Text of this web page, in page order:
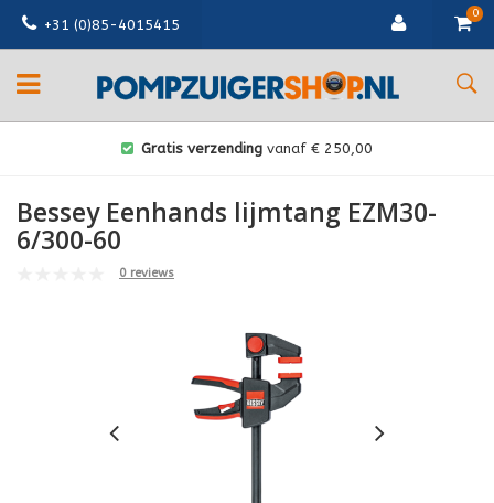
+31 (0)85-4015415
0
Gratis verzending vanaf € 250,00
Bessey Eenhands lijmtang EZM30-
6/300-60
0 reviews